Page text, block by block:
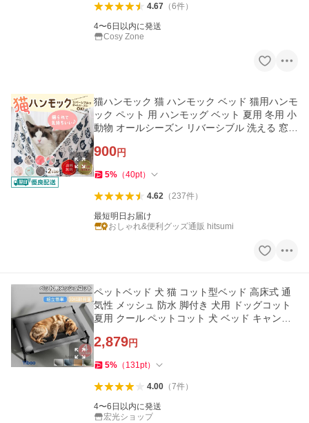
4.67（6件）
4〜6日以内に発送
Cosy Zone
猫ハンモック 猫 ハンモック ベッド 猫用ハンモ
ック ペット 用 ハンモッグ ベット 夏用 冬用 小
動物 オールシーズン リバーシブル 洗える 窓
900円
5% （40pt）
4.62（237件）
最短明日お届け
おしゃれ&便利グッズ通販 hitsumi
ペットベッド 犬 猫 コット型ベッド 高床式 通
気性 メッシュ 防水 脚付き 犬用 ドッグコット
夏用 クール ペットコット 犬 ベッド キャンプ
2,879円
5% （ 131pt）
4.00（7件）
4〜6日以内に発送
宏光ショップ